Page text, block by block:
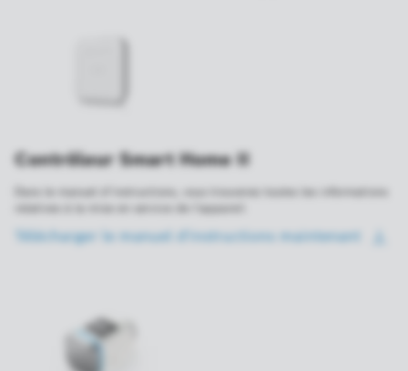
Contrôleur Smart Home II
relatives à la mise en service de l'appareil
Télécharger le manuel d'instructions maintenant